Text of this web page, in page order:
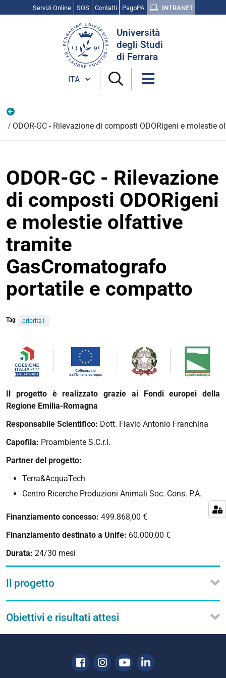
Servizi Online SOS Contatti PagoPA INTRANET
Università
degli Studi
di Ferrara
Cambia lingua
ODOR-GC - Rilevazione di composti ODORigeni e
ODOR-GC - Rilevazione
di composti ODORigeni
e molestie olfattive
tramite
GasCromatografo
portatile e compatto
Tag priorità1
Il progetto è realizzato grazie ai Fondi europei della
Regione Emilia-Romagna
Responsabile Scientifico: Dott. Flavio Antonio Franchina
Capofila: Proambiente S.C.r.l.
Partner del progetto:
Terra&AcquaTech
Centro Ricerche Produzioni Animali Soc. Cons. P.A.
Finanziamento concesso: 499.868,00 €
Finanziamento destinato a Unife: 60.000,00 €
Durata: 24/30 mesi
Il progetto
Obiettivi e risultati attesi
Facebook
Instagram
YoutubeLinkedin